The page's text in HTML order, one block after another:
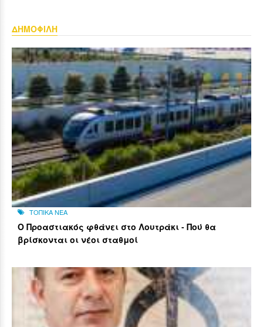
ΔΗΜΟΦΙΛΗ
ΤΟΠΙΚΑ ΝΕΑ
Ο Προαστιακός φθάνει στο Λουτράκι - Πού θα
βρίσκονται οι νέοι σταθμοί